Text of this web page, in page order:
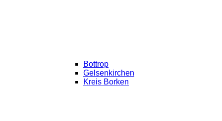
Bottrop
Gelsenkirchen
Kreis Borken